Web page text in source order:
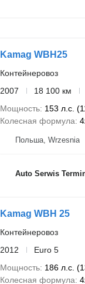
Kamag WBH25
Контейнеровоз
2007
18 100 км
Мощность 153 л.с.
Колесная формула
Польша, Wrzesnia
Auto Serwis
Kamag WBH 25
Контейнеровоз
2012
Euro 5
Мощность 186 л.с.
Колесная формула